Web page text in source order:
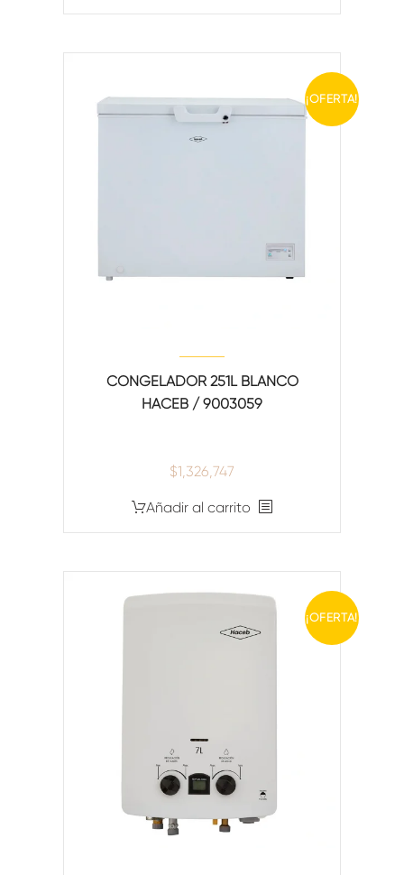
¡OFERTA!
CONGELADOR 251L BLANCO
HACEB / 9003059
$1,326,747
Añadir al carrito
¡OFERTA!